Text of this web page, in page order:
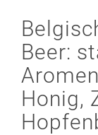
Beer:
Honig,